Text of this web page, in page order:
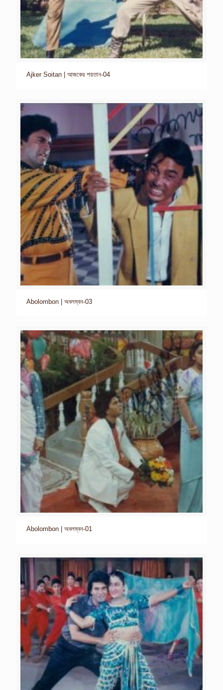
Ajker Soitan | আজকের শয়তান-04
Abolombon | অবলম্বন-03
Abolombon | অবলম্বন-01